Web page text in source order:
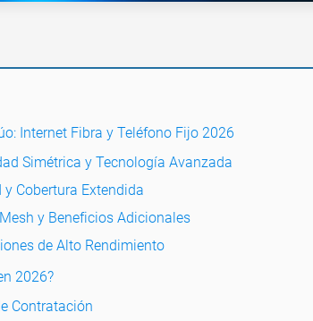
Internet Fibra y Teléfono Fijo 2026
Simétrica y Tecnología Avanzada
Cobertura Extendida
y Beneficios Adicionales
de Alto Rendimiento
2026?
Contratación